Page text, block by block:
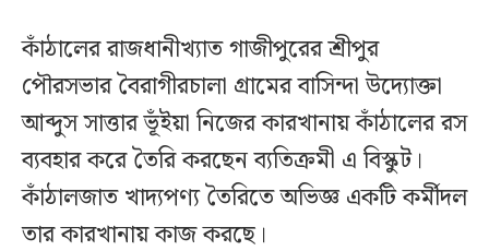
কাঁঠালের রাজধানীখ্যাত গাজীপুরের শ্রীপুর
পৌরসভার বৈরাগীরচালা গ্রামের বাসিন্দা উদ্যোক্তা
আব্দুস সাত্তার ভূঁইয়া নিজের কারখানায় কাঁঠালের রস
ব্যবহার করে তৈরি করছেন ব্যতিক্রমী এ বিস্কুট।
কাঁঠালজাত খাদ্যপণ্য তৈরিতে অভিজ্ঞ একটি কর্মীদল
তার কারখানায় কাজ করছে।